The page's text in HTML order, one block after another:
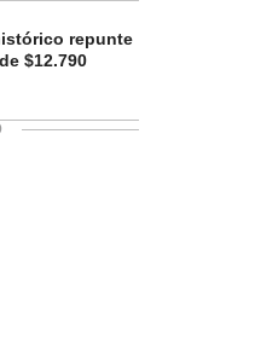
repunte
$12.790